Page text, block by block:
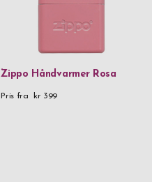
Zippo Håndvarmer Rosa
Pris fra kr 399